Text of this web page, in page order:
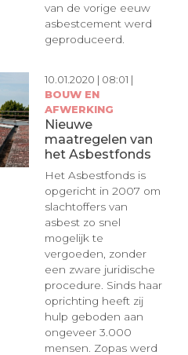
van de vorige eeuw
asbestcement werd
geproduceerd.
10.01.2020 | 08:01 |
BOUW EN
AFWERKING
Nieuwe
maatregelen van
het Asbestfonds
Het Asbestfonds is
opgericht in 2007 om
slachtoffers van
asbest zo snel
mogelijk te
vergoeden, zonder
een zware juridische
procedure. Sinds haar
oprichting heeft zij
hulp geboden aan
ongeveer 3.000
mensen. Zopas werd